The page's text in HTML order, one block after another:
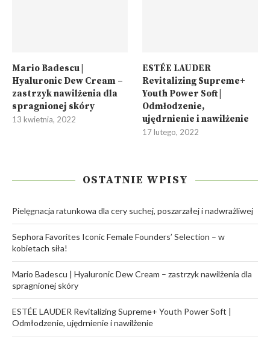
Mario Badescu |
Hyaluronic Dew Cream –
zastrzyk nawilżenia dla
spragnionej skóry
13 kwietnia, 2022
ESTÉE LAUDER
Revitalizing Supreme+
Youth Power Soft |
Odmłodzenie,
ujędrnienie i nawilżenie
17 lutego, 2022
OSTATNIE WPISY
Pielęgnacja ratunkowa dla cery suchej, poszarzałej i nadwrażliwej
Sephora Favorites Iconic Female Founders’ Selection – w
kobietach siła!
Mario Badescu | Hyaluronic Dew Cream – zastrzyk nawilżenia dla
spragnionej skóry
ESTÉE LAUDER Revitalizing Supreme+ Youth Power Soft |
Odmłodzenie, ujędrnienie i nawilżenie